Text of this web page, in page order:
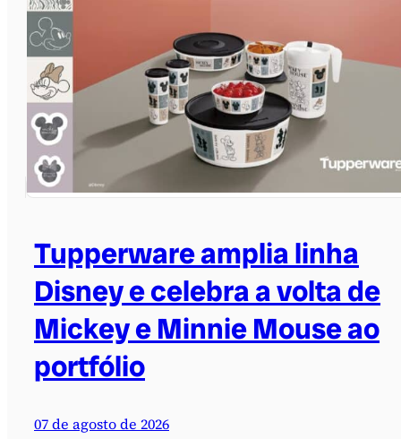
Tupperware amplia linha
Disney e celebra a volta de
Mickey e Minnie Mouse ao
portfólio
07 de agosto de 2026